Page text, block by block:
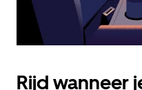
Rijd wanneer